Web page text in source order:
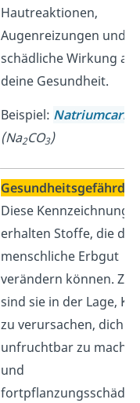
Hautreaktionen,
Augenreizungen und
schädliche Wirkung auf
deine Gesundheit.
Beispiel:
(Na2CO3)
Diese Kennzeichnung
erhalten Stoffe, die das
menschliche Erbgut
verändern können.
sind sie in der Lage,
zu verursachen, dich
unfruchtbar zu
und